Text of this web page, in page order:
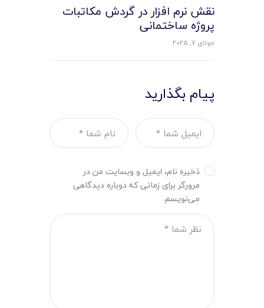
نقش نرم‌ افزار در گردش مکاتبات
پروژه ساختمانی
جولای 7, 2025
پیام بگذارید
ذخیره نام، ایمیل و وبسایت من در
مرورگر برای زمانی که دوباره دیدگاهی
می‌نویسم.